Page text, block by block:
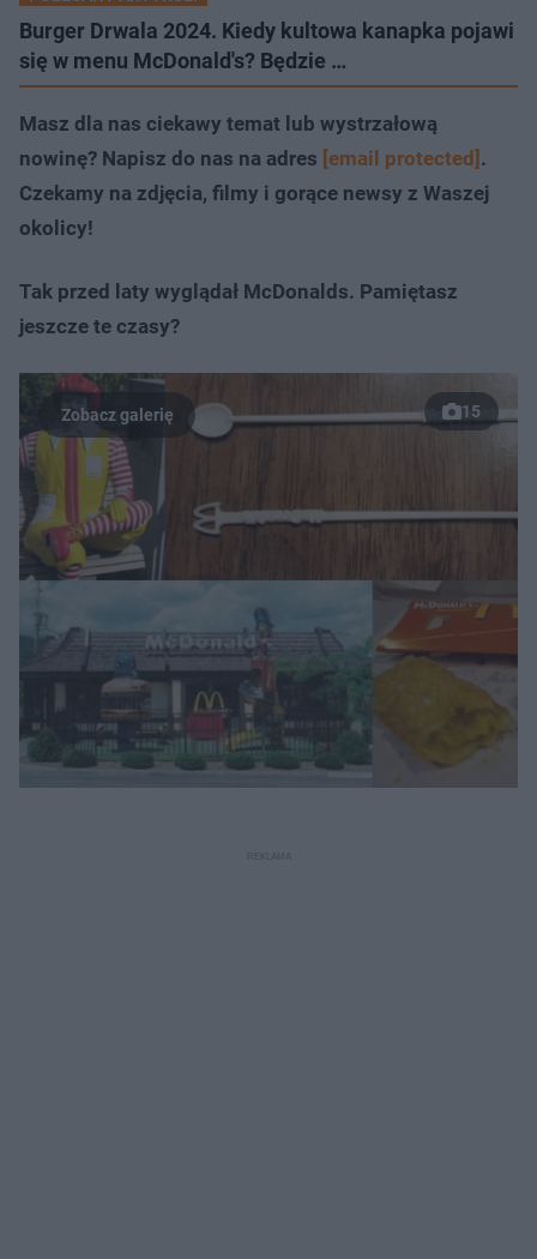
Burger Drwala 2024. Kiedy kultowa kanapka pojawi
się w menu McDonald's? Będzie …
Masz dla nas ciekawy temat lub wystrzałową
nowinę? Napisz do nas na adres [email protected] .
Czekamy na zdjęcia, filmy i gorące newsy z Waszej
okolicy!
Tak przed laty wyglądał McDonalds. Pamiętasz
jeszcze te czasy?
15